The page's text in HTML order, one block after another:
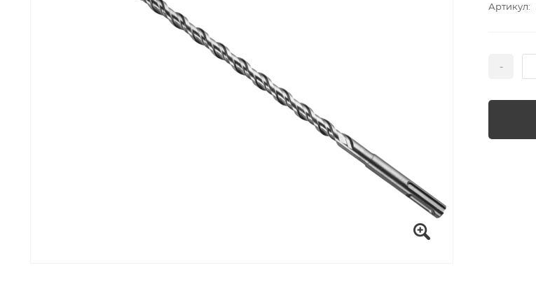
Артикул:
-